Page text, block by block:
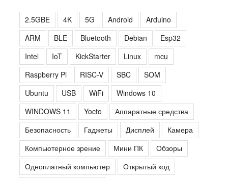
2.5GBE 4K 5G Android
Arduino
ARM
BLE Bluetooth Debian
Esp32
Intel
IoT KickStarter Linux
mcu
Raspberry Pi
RISC-V SBC
SOM
Ubuntu
USB WiFi
Windows 10
WINDOWS 11
Yocto
Аппаратные средства
Безопасность
Гаджеты Дисплей
Камера
Компьютерное зрение
Мини ПК
Обзоры
Одноплатный компьютер
Открытый код